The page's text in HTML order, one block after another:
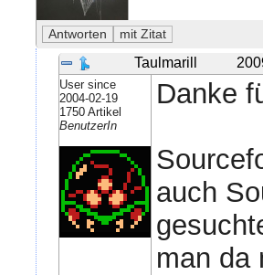
Taulmarill
User since
2004-02-19
1750 Artikel
BenutzerIn
Danke
auch
man da